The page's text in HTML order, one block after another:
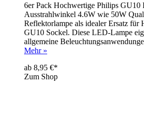
6er Pack Hochwertige Philips GU10
Ausstrahlwinkel 4.6W wie 50W
Reflektorlampe als idealer Ersatz für
GU10 Sockel. Diese LED-Lampe
allgemeine
Mehr »
ab 8,95 €*
Zum Shop